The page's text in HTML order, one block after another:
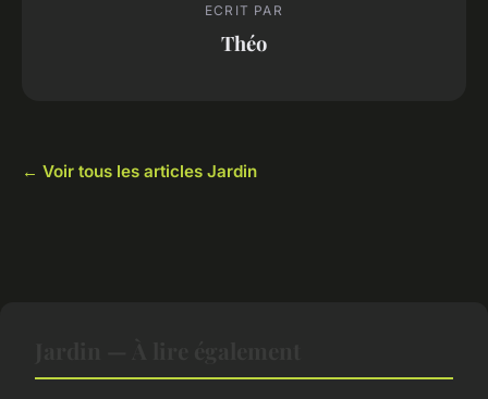
ECRIT PAR
Théo
← Voir tous les articles Jardin